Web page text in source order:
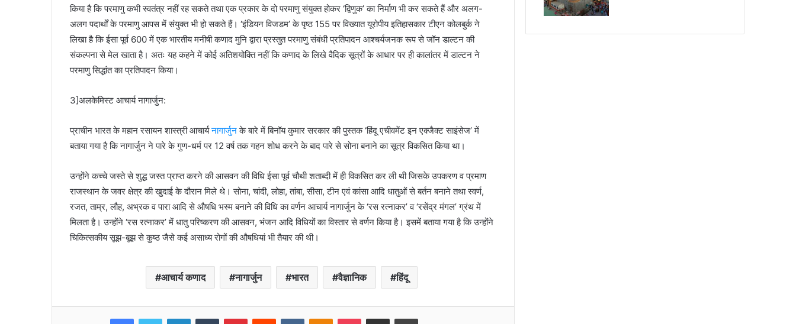
किया है कि परमाणु कभी स्वतंत्र नहीं रह सकते तथा एक प्रकार के दो परमाणु संयुक्त होकर ‘द्विणुक’ का निर्माण भी कर सकते हैं और अलग-
अलग पदार्थों के परमाणु आपस में संयुक्त भी हो सकते हैं। ‘इंडियन विजडम’ के पृष्ठ 155 पर विख्यात यूरोपीय इतिहासकार टीएन कोलबुर्क ने
लिखा है कि ईसा पूर्व 600 में एक भारतीय मनीषी कणाद मुनि द्वारा प्रस्तुत परमाणु संबंधी प्रतिपादन आश्चर्यजनक रूप से जॉन डाल्टन की
संकल्पना से मेल खाता है। अतः यह कहने में कोई अतिशयोक्ति नहीं कि कणाद के लिखे वैदिक सूत्रों के आधार पर ही कालांतर में डाल्टन ने
परमाणु सिद्धांत का प्रतिपादन किया।
3]अलकेमिस्ट आचार्य नागार्जुन:
प्राचीन भारत के महान रसायन शास्त्री आचार्यनागार्जुनके बारे में बिनॉय कुमार सरकार की पुस्तक ‘हिंदू एचीवमेंट इन एक्जैक्ट साइंसेज’ में
बताया गया है कि नागार्जुन ने पारे के गुण-धर्म पर 12 वर्ष तक गहन शोध करने के बाद पारे से सोना बनाने का सूत्र विकसित किया था।
उन्होंने कच्चे जस्ते से शुद्ध जस्त प्राप्त करने की आसवन की विधि ईसा पूर्व चौथी शताब्दी में ही विकसित कर ली थी जिसके उपकरण व प्रमाण
राजस्थान के जवर क्षेत्र की खुदाई के दौरान मिले थे। सोना, चांदी, लोहा, तांबा, सीसा, टीन एवं कांसा आदि धातुओं से बर्तन बनाने तथा स्वर्ण,
रजत, ताम्र, लौह, अभ्रक व पारा आदि से औषधि भस्म बनाने की विधि का वर्णन आचार्य नागार्जुन के ‘रस रत्नाकर’ व ‘रसेंद्र मंगल’ ग्रंथ में
मिलता है। उन्होंने ‘रस रत्नाकर’ में धातु परिष्करण की आसवन, भंजन आदि विधियों का विस्तार से वर्णन किया है। इसमें बताया गया है कि उन्होंने
चिकित्सकीय सूझ-बूझ से कुष्ठ जैसे कई असाध्य रोगों की औषधियां भी तैयार की थी।
आचार्य कणाद नागार्जुन भारत वैज्ञानिक हिंदू
FacebookTwitter LinkedInTumblr PinterestReddit VKontakteOdnoklassniki
Pocket Share via Email Print